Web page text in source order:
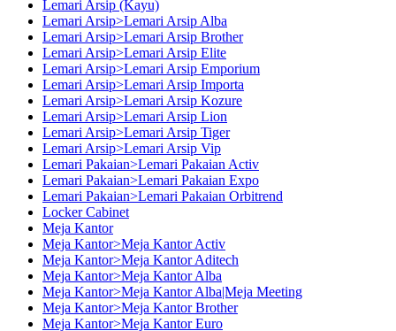
Lemari Arsip (Kayu)
Lemari Arsip>Lemari Arsip Alba
Lemari Arsip>Lemari Arsip Brother
Lemari Arsip>Lemari Arsip Elite
Lemari Arsip>Lemari Arsip Emporium
Lemari Arsip>Lemari Arsip Importa
Lemari Arsip>Lemari Arsip Kozure
Lemari Arsip>Lemari Arsip Lion
Lemari Arsip>Lemari Arsip Tiger
Lemari Arsip>Lemari Arsip Vip
Lemari Pakaian>Lemari Pakaian Activ
Lemari Pakaian>Lemari Pakaian Expo
Lemari Pakaian>Lemari Pakaian Orbitrend
Locker Cabinet
Meja Kantor
Meja Kantor>Meja Kantor Activ
Meja Kantor>Meja Kantor Aditech
Meja Kantor>Meja Kantor Alba
Meja Kantor>Meja Kantor Alba|Meja Meeting
Meja Kantor>Meja Kantor Brother
Meja Kantor>Meja Kantor Euro